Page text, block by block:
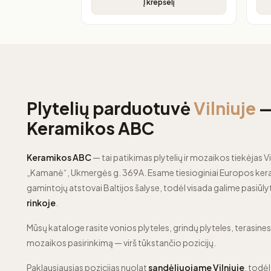
Į krepšelį
Plytelių parduotuvėVilniuje
Keramikos ABC
Keramikos ABC— tai patikimas plytelių ir mozaikos tiekėjas
„Kamanė“, Ukmergės g. 369A. Esame tiesioginiai Europos
gamintojų atstovai Baltijos šalyse, todėl visada galime
rinkoje
Mūsų kataloge rasite vonios plyteles, grindų plyteles,
mozaikos pasirinkimą — virš tūkstančio pozicijų.
Paklausiausias pozicijas nuolatsandėliuojame Vilniuje ,